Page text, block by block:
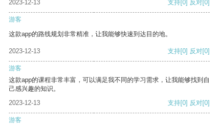
2023-12-13 支持[0] 反对[0]
游客
这款app的路线规划非常精准，让我能够快速到达目的地。
2023-12-13 支持[0] 反对[0]
游客
这款app的课程非常丰富，可以满足我不同的学习需求，让我能够找到自
己感兴趣的知识。
2023-12-13
支持[0] 反对[0]
游客